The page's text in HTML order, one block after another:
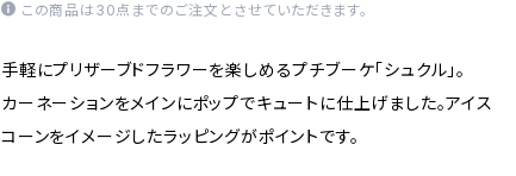
この商品は30点までのご注文とさせていただきます。
手軽にプリザーブドフラワーを楽しめるプチブーケ「シュクル」。
カーネーションをメインにポップでキュートに仕上げました。アイス
コーンをイメージしたラッピングがポイントです。